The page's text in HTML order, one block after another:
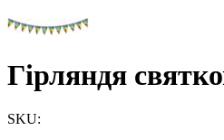
Гірляндя
SKU: